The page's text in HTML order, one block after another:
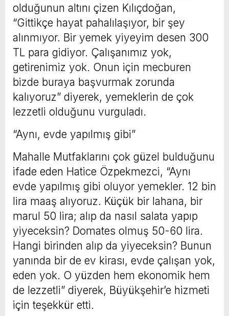
olduğunun altını çizen Kılıçdoğan,
“Gittikçe hayat pahalılaşıyor, bir şey
alınmıyor. Bir yemek yiyeyim desen 300
TL para gidiyor. Çalışanımız yok,
getirenimiz yok. Onun için mecburen
bizde buraya başvurmak zorunda
kalıyoruz” diyerek, yemeklerin de çok
lezzetli olduğunu vurguladı.
“Aynı, evde yapılmış gibi”
Mahalle Mutfaklarını çok güzel bulduğunu
ifade eden Hatice Özpekmezci, “Aynı
evde yapılmış gibi oluyor yemekler. 12 bin
lira maaş alıyoruz. Küçük bir lahana, bir
marul 50 lira; alıp da nasıl salata yapıp
yiyeceksin? Domates olmuş 50-60 lira.
Hangi birinden alıp da yiyeceksin? Bunun
yanında bir de ev kirası, evde çalışan yok,
eden yok. O yüzden hem ekonomik hem
de lezzetli” diyerek, Büyükşehir’e hizmeti
için teşekkür etti.